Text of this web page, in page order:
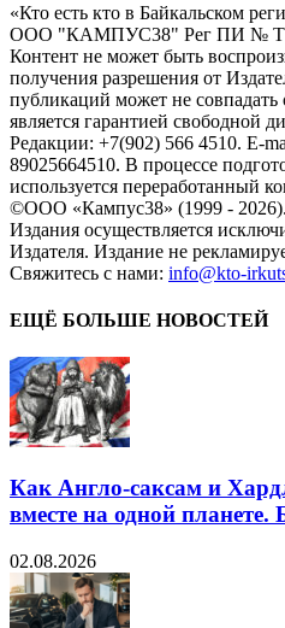
«Кто есть кто в Байкальском
ООО "КАМПУС38" Рег ПИ № ТУ
Контент не может быть
получения разрешения от
публикаций может не
является гарантией свободной
Редакции: +7(902) 566 4510. E-
89025664510. В процессе
используется переработанный
©ООО «Кампус38» (1999 -
Издания осуществляется
Издателя. Издание не
Свяжитесь с нами: info@kto-
ЕЩЁ БОЛЬШЕ НОВОСТЕЙ
Как Англо-саксам и
вместе на одной планете.
02.08.2026